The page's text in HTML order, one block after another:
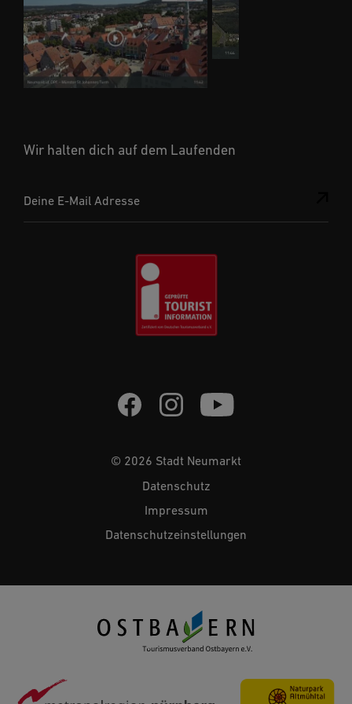
Wir halten dich auf dem Laufenden
Deine E-Mail Adresse
© 2026 Stadt Neumarkt
Datenschutz
Impressum
Datenschutzeinstellungen